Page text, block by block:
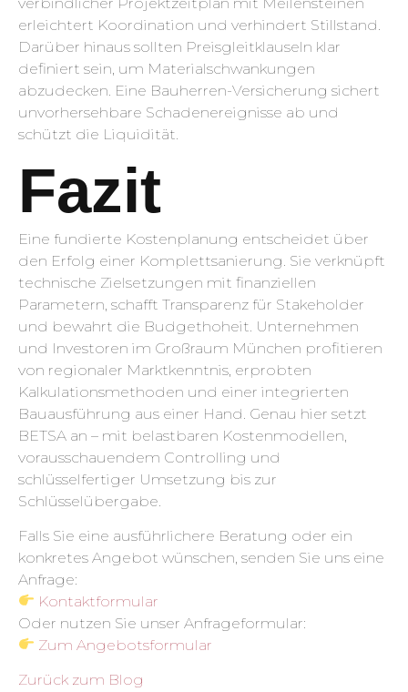
verbindlicher Projektzeitplan mit Meilensteinen
erleichtert Koordination und verhindert Stillstand.
Darüber hinaus sollten Preisgleitklauseln klar
definiert sein, um Materialschwankungen
abzudecken. Eine Bauherren-Versicherung sichert
unvorhersehbare Schadenereignisse ab und
schützt die Liquidität.
Fazit
Eine fundierte Kostenplanung entscheidet über
den Erfolg einer Komplettsanierung. Sie verknüpft
technische Zielsetzungen mit finanziellen
Parametern, schafft Transparenz für Stakeholder
und bewahrt die Budgethoheit. Unternehmen
und Investoren im Großraum München profitieren
von regionaler Marktkenntnis, erprobten
Kalkulationsmethoden und einer integrierten
Bauausführung aus einer Hand. Genau hier setzt
BETSA an – mit belastbaren Kostenmodellen,
vorausschauendem Controlling und
schlüsselfertiger Umsetzung bis zur
Schlüsselübergabe.
Falls Sie eine ausführlichere Beratung oder ein
konkretes Angebot wünschen, senden Sie uns eine
Anfrage:
Kontaktformular
Oder nutzen Sie unser Anfrageformular:
Zum Angebotsformular
Zurück zum Blog